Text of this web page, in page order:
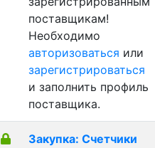
поставщикам!
Необходимо
авторизоваться или
зарегистрироваться
и заполнить профиль
поставщика.
Закупка: Счетчики